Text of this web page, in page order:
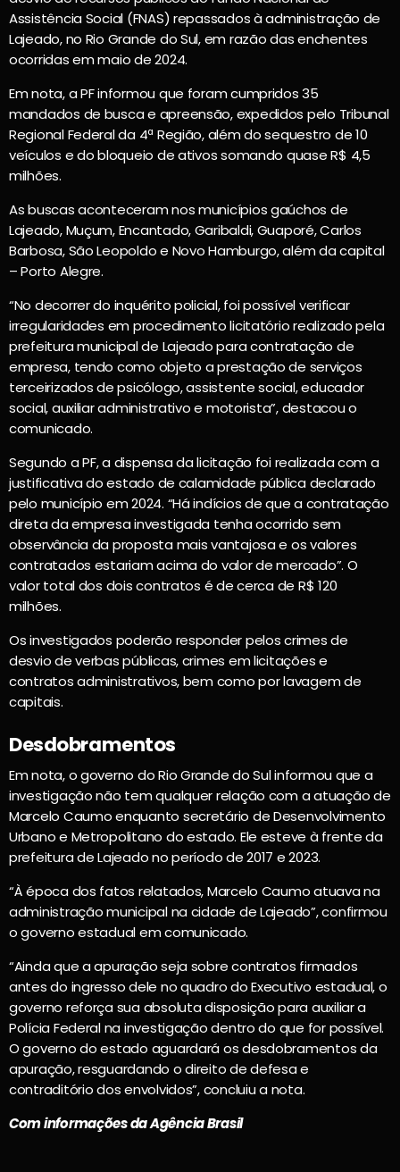
Assistência Social (FNAS) repassados à administração de
Lajeado, no Rio Grande do Sul, em razão das enchentes
ocorridas em maio de 2024.
Em nota, a PF informou que foram cumpridos 35
mandados de busca e apreensão, expedidos pelo Tribunal
Regional Federal da 4ª Região, além do sequestro de 10
veículos e do bloqueio de ativos somando quase R$ 4,5
milhões.
As buscas aconteceram nos municípios gaúchos de
Lajeado, Muçum, Encantado, Garibaldi, Guaporé, Carlos
Barbosa, São Leopoldo e Novo Hamburgo, além da capital
– Porto Alegre.
“No decorrer do inquérito policial, foi possível verificar
irregularidades em procedimento licitatório realizado pela
prefeitura municipal de Lajeado para contratação de
empresa, tendo como objeto a prestação de serviços
terceirizados de psicólogo, assistente social, educador
social, auxiliar administrativo e motorista”, destacou o
comunicado.
Segundo a PF, a dispensa da licitação foi realizada com a
justificativa do estado de calamidade pública declarado
pelo município em 2024. “Há indícios de que a contratação
direta da empresa investigada tenha ocorrido sem
observância da proposta mais vantajosa e os valores
contratados estariam acima do valor de mercado”. O
valor total dos dois contratos é de cerca de R$ 120
milhões.
Os investigados poderão responder pelos crimes de
desvio de verbas públicas, crimes em licitações e
contratos administrativos, bem como por lavagem de
capitais.
Desdobramentos
Em nota, o governo do Rio Grande do Sul informou que a
investigação não tem qualquer relação com a atuação de
Marcelo Caumo enquanto secretário de Desenvolvimento
Urbano e Metropolitano do estado. Ele esteve à frente da
prefeitura de Lajeado no período de 2017 e 2023.
“À época dos fatos relatados, Marcelo Caumo atuava na
administração municipal na cidade de Lajeado”, confirmou
o governo estadual em comunicado.
“Ainda que a apuração seja sobre contratos firmados
antes do ingresso dele no quadro do Executivo estadual, o
governo reforça sua absoluta disposição para auxiliar a
Polícia Federal na investigação dentro do que for possível.
O governo do estado aguardará os desdobramentos da
apuração, resguardando o direito de defesa e
contraditório dos envolvidos”, concluiu a nota.
Com informações da Agência Brasil